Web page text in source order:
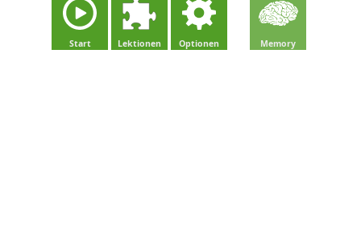
Start Lektionen Optionen Memory